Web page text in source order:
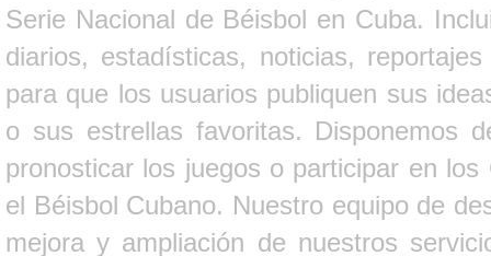
Serie Nacional de Béisbol en Cuba.
diarios, estadísticas, noticias,
para que los usuarios publiquen sus
o sus estrellas favoritas. Disponemos
pronosticar los juegos o participar en
el Béisbol Cubano. Nuestro equipo de
mejora y ampliación de nuestros